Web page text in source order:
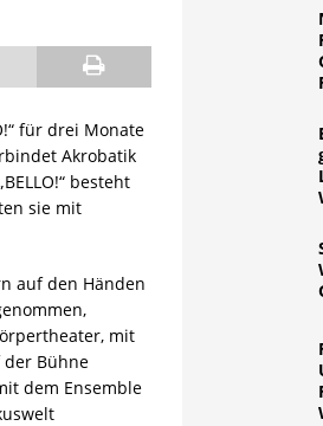
für drei Monate
Akrobatik
besteht
sie mit
auf den Händen
mit
der Bühne
dem Ensemble